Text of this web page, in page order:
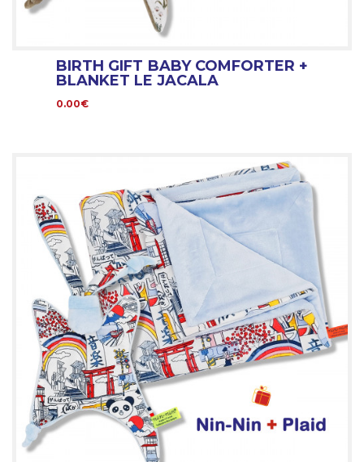
BIRTH GIFT BABY COMFORTER +
BLANKET LE JACALA
0.00€